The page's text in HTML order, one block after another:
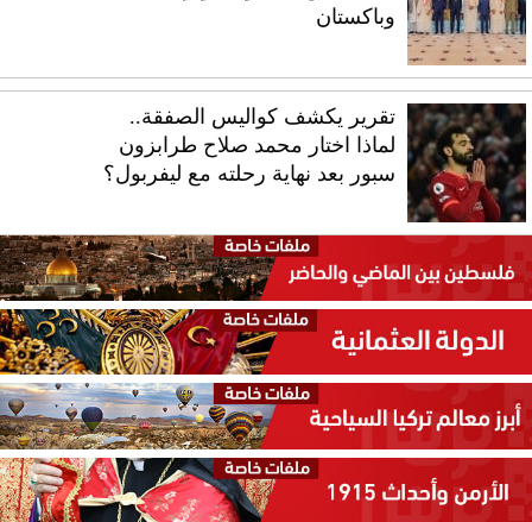
وباكستان
تقرير يكشف كواليس الصفقة..
لماذا اختار محمد صلاح طرابزون
سبور بعد نهاية رحلته مع ليفربول؟